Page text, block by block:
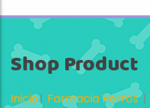
Shop Product
Inicio Farmacia Perros